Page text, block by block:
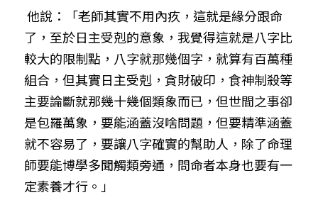
他說：「老師其實不用內疚，這就是緣分跟命
了，至於日主受剋的意象，我覺得這就是八字比
較大的限制點，八字就那幾個字，就算有百萬種
組合，但其實日主受剋，貪財破印，食神制殺等
主要論斷就那幾十幾個類象而已，但世間之事卻
是包羅萬象，要能涵蓋沒啥問題，但要精準涵蓋
就不容易了，要讓八字確實的幫助人，除了命理
師要能博學多聞觸類旁通，問命者本身也要有一
定素養才行。」